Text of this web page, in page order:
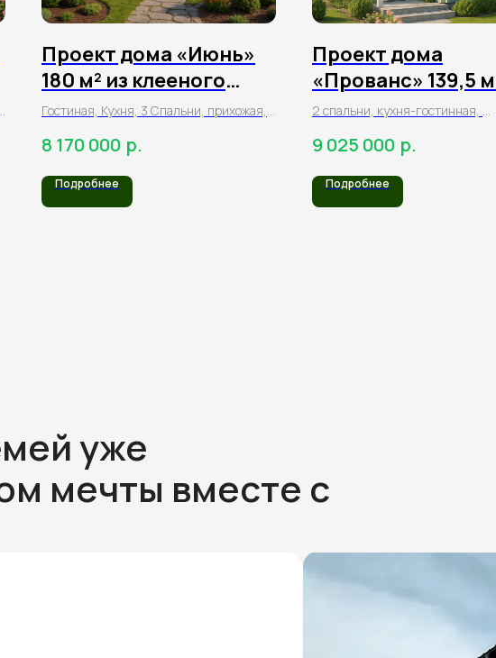
Проект дома «Июнь»
180 м² из клееного
бруса
Гостиная, Кухня, 3 Спальни, прихожая,
терраса, крыльцо
8 170 000 р.
Подробнее
Проект дома
«Прованс» 139,5
клееного бруса
2 спальни, кухня-гостинная,
терраса
9 025 000 р.
Подробнее
уже
мечты вместе с